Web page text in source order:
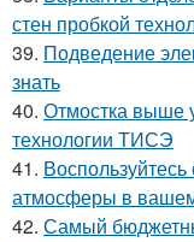
стен пробкой
39. Подведение
знать
40. Отмостка выше
технологии ТИСЭ
41.
атмосферы в
42. Самый